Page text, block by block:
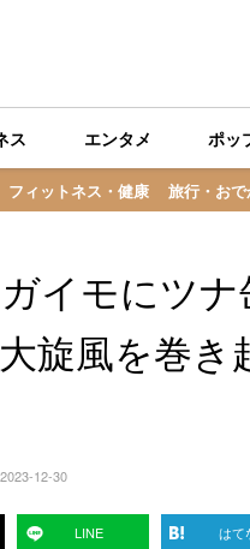
フィットネス・健康 旅行・お
ス エンタメ ポッ
イモにツ
旋風を巻き
2023-12-30
LINE はて